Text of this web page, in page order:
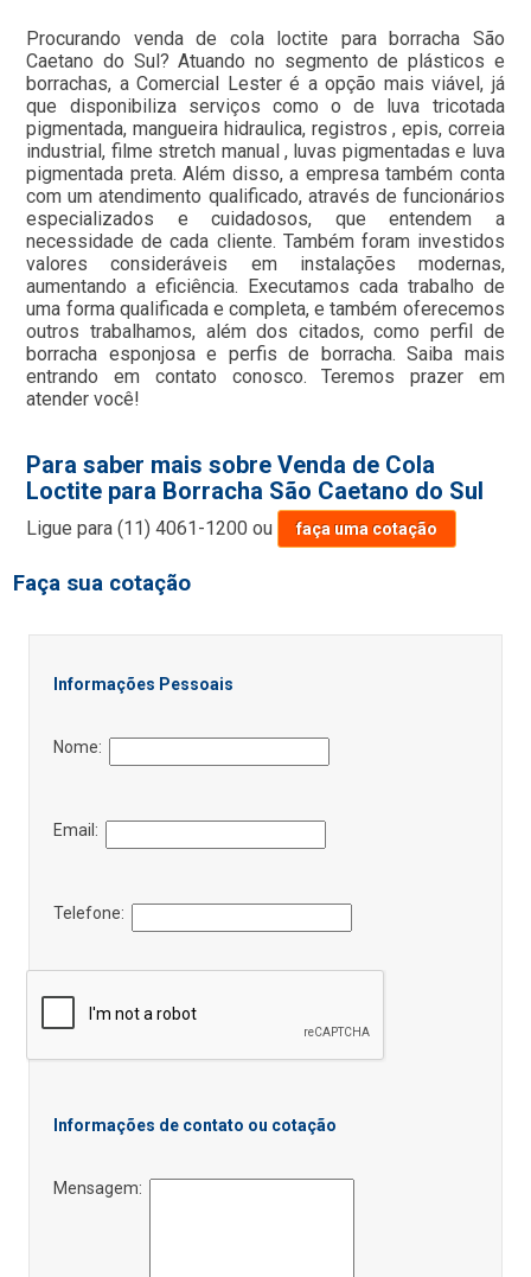
Procurando venda de cola loctite para borracha São
Caetano do Sul? Atuando no segmento de plásticos e
borrachas, a Comercial Lester é a opção mais viável, já
que disponibiliza serviços como o de luva tricotada
pigmentada, mangueira hidraulica, registros , epis, correia
industrial, filme stretch manual , luvas pigmentadas e luva
pigmentada preta. Além disso, a empresa também conta
com um atendimento qualificado, através de funcionários
especializados e cuidadosos, que entendem a
necessidade de cada cliente. Também foram investidos
valores consideráveis em instalações modernas,
aumentando a eficiência. Executamos cada trabalho de
uma forma qualificada e completa, e também oferecemos
outros trabalhamos, além dos citados, como perfil de
borracha esponjosa e perfis de borracha. Saiba mais
entrando em contato conosco. Teremos prazer em
atender você!
Para saber mais sobre Venda de Cola
Loctite para Borracha São Caetano do Sul
Ligue para(11) 4061-1200 ou faça uma cotação
Faça sua cotação
Informações Pessoais
Nome:
Email:
Telefone:
Informações de contato ou cotação
Mensagem: